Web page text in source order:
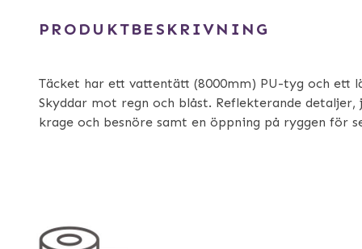
PRODUKTBESKRIVNING
Täcket har ett vattentätt (8000mm) PU-tyg och ett
Skyddar mot regn och blåst. Reflekterande detaljer,
krage och besnöre samt en öppning på ryggen för